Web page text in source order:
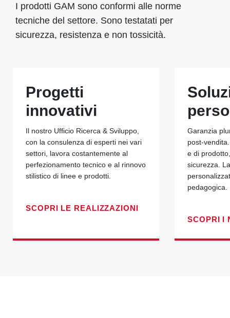
I prodotti GAM sono conformi alle norme
tecniche del settore. Sono testatati per
sicurezza, resistenza e non tossicità.
Progetti
innovativi
Il nostro Ufficio Ricerca & Sviluppo,
con la consulenza di esperti nei vari
settori, lavora costantemente al
perfezionamento tecnico e al rinnovo
stilistico di linee e prodotti.
SCOPRI LE REALIZZAZIONI
Garanzia
post-
e di
sicurezza.
pedagogica.
SCOPRI I